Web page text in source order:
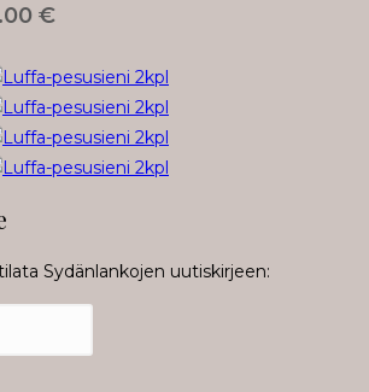
€
Sydänlankojen uutiskirjeen: